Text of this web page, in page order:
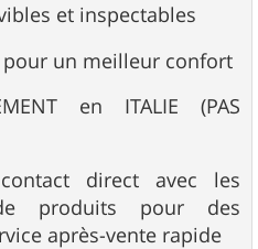
et inspectables
un meilleur confort
en ITALIE (PAS
direct avec les
produits pour des
après-vente rapide